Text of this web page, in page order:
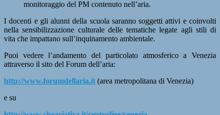
monitoraggio del PM contenuto nell’aria.
I docenti e gli alunni della scuola saranno soggetti attivi e coinvolti
nella sensibilizzazione culturale delle tematiche legate agli stili di
vita che impattano sull’inquinamento ambientale.
Puoi vedere l’andamento del particolato atmosferico a Venezia
attraverso il sito del Forum dell’aria:
http://www.forumdellaria.it (area metropolitana di Venezia)
e su